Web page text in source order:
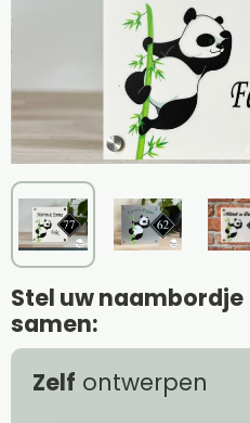
Stel uw naambordje
samen:
Zelf ontwerpen